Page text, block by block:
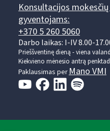
Konsultacijos
gyventojams:
+370 5 260 5060
Darbo laikas: I-IV 8.00-
Prieššventinę dieną - viena
Kiekvieno mėnesio antrą
Paklausimas per Mano VMI